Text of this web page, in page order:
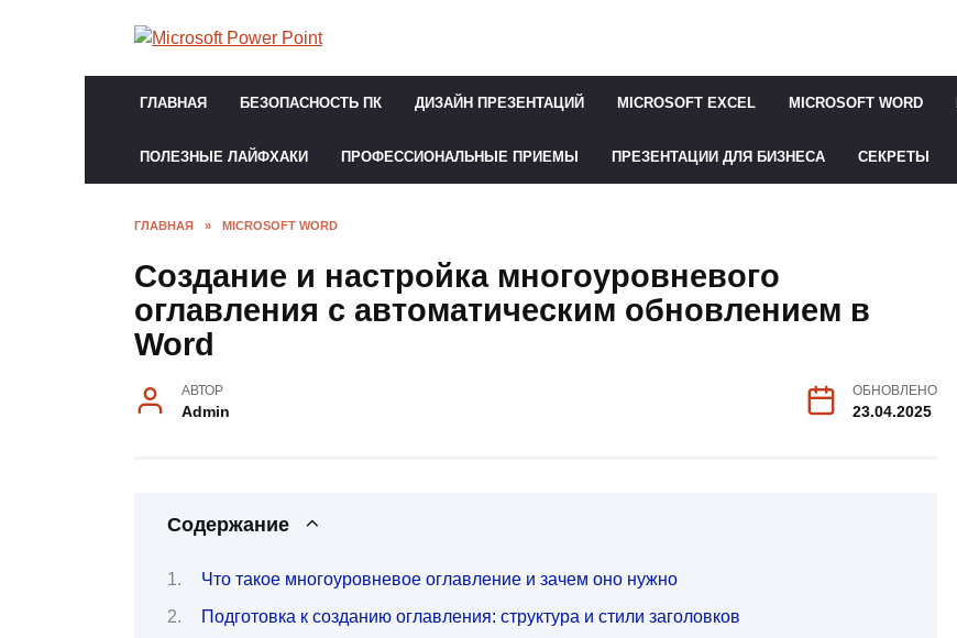
ГЛАВНАЯ БЕЗОПАСНОСТЬ ПК ДИЗАЙН ПРЕЗЕНТАЦИЙ MICROSOFT EXCEL MICROSOFT WORD
ПОЛЕЗНЫЕ ЛАЙФХАКИ ПРОФЕССИОНАЛЬНЫЕ ПРИЕМЫ ПРЕЗЕНТАЦИИ ДЛЯ БИЗНЕСА СЕКРЕТЫ
ГЛАВНАЯ » MICROSOFT WORD
Создание и настройка многоуровневого
оглавления с автоматическим обновлением в
Word
АВТОР
Admin
ОБНОВЛЕНО
23.04.2025
Содержание
Что такое многоуровневое оглавление и зачем оно нужно
Подготовка к созданию оглавления: структура и стили заголовков